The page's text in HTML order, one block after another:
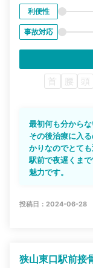
利便性
事故対応
首 腰 頭
最初何も分から
その後治療に入
かりなのでとても
駅前で夜遅くま
魅力です。
投稿日：2024-06-28
狭山東口駅前接